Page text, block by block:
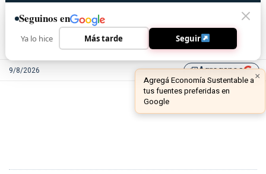
9/8/2026 library_addAgreganos
Seguinos en
Ya lo hice Más tarde Seguir